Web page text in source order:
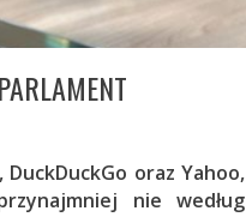
oraz Yahoo,
nie według